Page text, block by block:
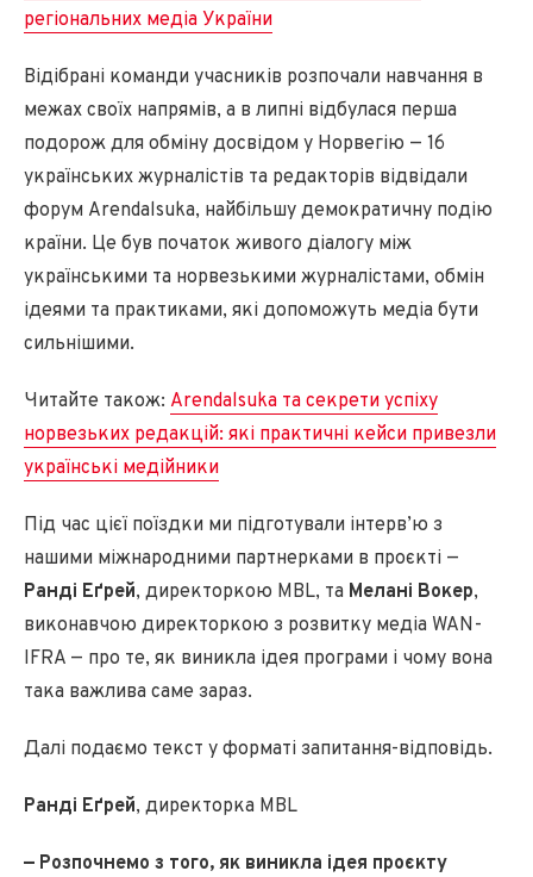
регіональних медіа України
Відібрані команди учасників розпочали навчання в
межах своїх напрямів, а в липні відбулася перша
подорож для обміну досвідом у Норвегію — 16
українських журналістів та редакторів відвідали
форум Arendalsuka, найбільшу демократичну подію
країни. Це був початок живого діалогу між
українськими та норвезькими журналістами, обмін
ідеями та практиками, які допоможуть медіа бути
сильнішими.
Читайте також: Arendalsuka та секрети успіху
норвезьких редакцій: які практичні кейси привезли
українські медійники
Під час цієї поїздки ми підготували інтерв’ю з
нашими міжнародними партнерками в проєкті —
Ранді Еґрей, директоркою MBL, та Мелані Вокер,
виконавчою директоркою з розвитку медіа WAN-
IFRA — про те, як виникла ідея програми і чому вона
така важлива саме зараз.
Далі подаємо текст у форматі запитання-відповідь.
Ранді Еґрей, директорка MBL
— Розпочнемо з того, як виникла ідея проєкту